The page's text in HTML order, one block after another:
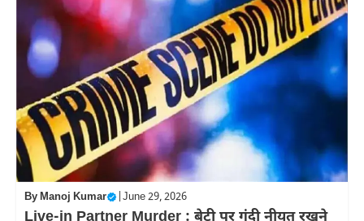
ByManoj Kumar June 29, 2026
Live-in Partner Murder : बेटी पर गंदी नीयत रखने